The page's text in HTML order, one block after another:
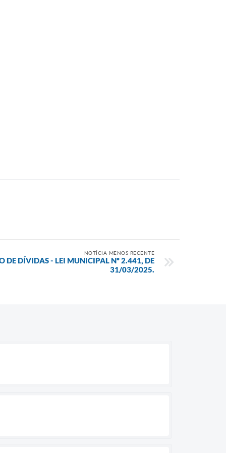
NOTÍCIA MENOS RECENTE
DE DÍVIDAS - LEI MUNICIPAL Nº 2.441, DE
31/03/2025.